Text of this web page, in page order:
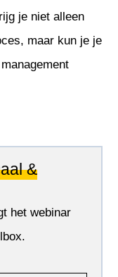
je niet alleen
maar kun je je
&
het webinar